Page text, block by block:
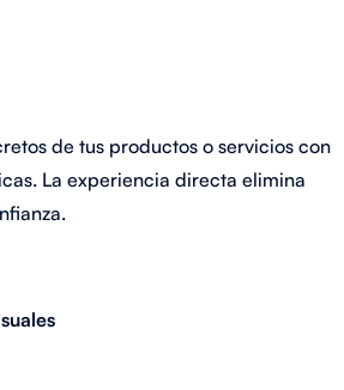
de tus productos o servicios con
La experiencia directa elimina